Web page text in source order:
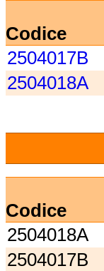
Codice
2504017B
2504018A
Codice
2504018A
2504017B